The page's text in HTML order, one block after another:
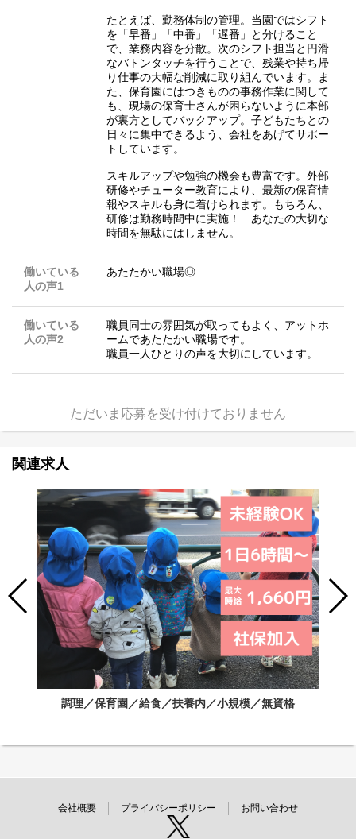
たとえば、勤務体制の管理。当園ではシフト
を「早番」「中番」「遅番」と分けること
で、業務内容を分散。次のシフト担当と円滑
なバトンタッチを行うことで、残業や持ち帰
り仕事の大幅な削減に取り組んでいます。ま
た、保育園にはつきものの事務作業に関して
も、現場の保育士さんが困らないように本部
が裏方としてバックアップ。子どもたちとの
日々に集中できるよう、会社をあげてサポー
トしています。
スキルアップや勉強の機会も豊富です。外部
研修やチューター教育により、最新の保育情
報やスキルも身に着けられます。もちろん、
研修は勤務時間中に実施！ あなたの大切な
時間を無駄にはしません。
働いている
人の声1
あたたかい職場◎
働いている
人の声2
職員同士の雰囲気が取ってもよく、アットホ
ームであたたかい職場です。
職員一人ひとりの声を大切にしています。
ただいま応募を受け付けておりません
関連求人
調理／保育園／給食／扶養内／小規模／無資格
会社概要 プライバシーポリシー お問い合わせ